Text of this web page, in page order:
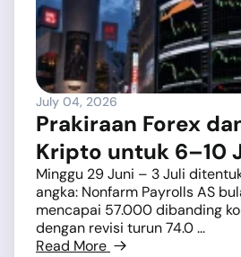
July 04, 2026
Prakiraan Forex
Kripto untuk 6–10
Minggu 29 Juni – 3 Juli
angka: Nonfarm Payrolls AS
mencapai 57.000 dibanding
dengan revisi turun 74.0 ...
Read More